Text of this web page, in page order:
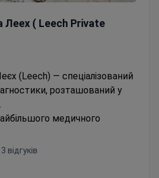
Леех ( Leech Private
(Leech) — спеціалізований
розташований у
медичного
понад 9 000
має
відгуків